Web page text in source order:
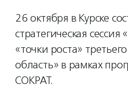
26 октября в Курске
стратегическая
«точки роста»
область» в рамках
СОКРАТ.